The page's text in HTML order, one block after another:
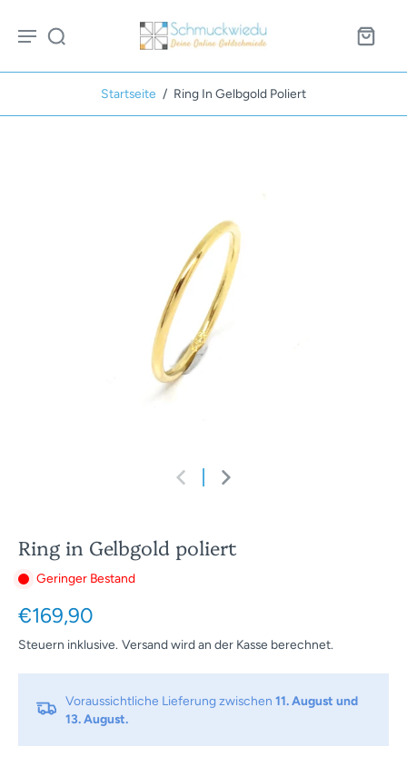
Startseite / Ring In Gelbgold Poliert
Ring in Gelbgold poliert
Geringer Bestand
€169,90
Steuern inklusive. Versandwird an der Kasse berechnet.
Voraussichtliche Lieferung zwischen 11. August und
13. August.